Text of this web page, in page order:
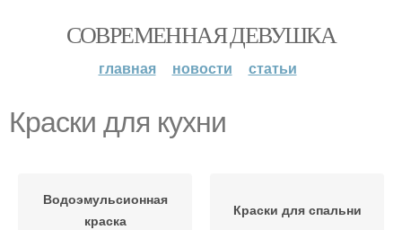
СОВРЕМЕННАЯ ДЕВУШКА
главная новости статьи
Краски для кухни
Водоэмульсионная
краска
Краски для спальни